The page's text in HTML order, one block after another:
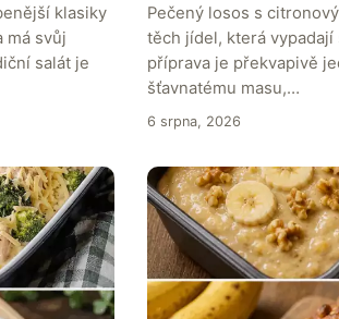
klasiky
má svůj
salát je
Pečený losos s
těch jídel, která
příprava je překvapivě
šťavnatému masu,…
6 srpna, 2026